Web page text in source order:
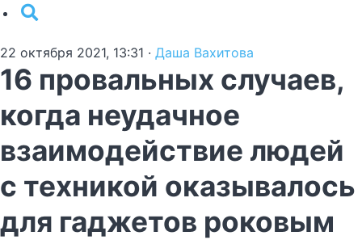
22 октября 2021, 13:31 · Даша Вахитова
16 провальных случаев,
когда неудачное
взаимодействие людей
с техникой оказывалось
для гаджетов роковым